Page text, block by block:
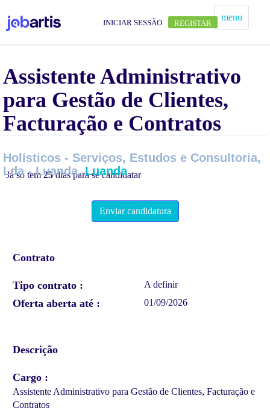
menu
INICIAR SESSÃO REGISTAR
Assistente Administrativo
para Gestão de Clientes,
Facturação e Contratos
Holísticos - Serviços, Estudos e Consultoria,
Lda - Luanda,Luanda
Já só tem25dias para se candidatar
Enviar candidatura
Contrato
Tipo contrato A definir
Oferta aberta até 01/09/2026
Descrição
Cargo
Assistente Administrativo para Gestão de Clientes, Facturação e
Contratos